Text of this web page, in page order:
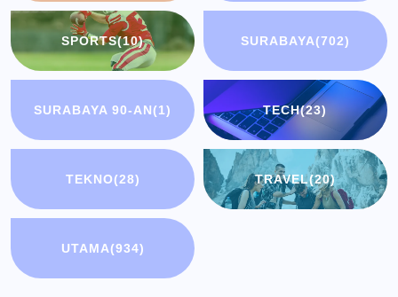
SPORTS(10) SURABAYA(702)
SURABAYA 90-AN(1) TECH(23)
TEKNO(28) TRAVEL(20)
UTAMA(934)